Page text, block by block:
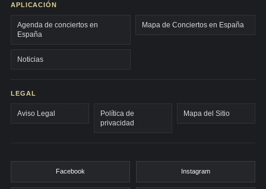
APLICACIÓN
Agenda de conciertos en
España
Mapa de Conciertos en España
Noticias
LEGAL
Aviso Legal
Política de
privacidad
Mapa del Sitio
Facebook Instagram